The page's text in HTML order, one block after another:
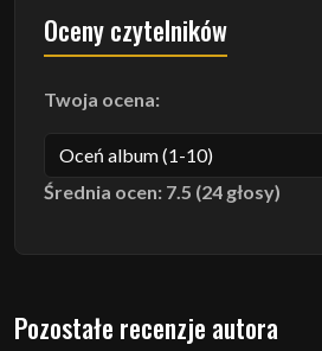
Oceny czytelników
Twoja ocena:
Średnia ocen: 7.5 (24 głosy)
Pozostałe recenzje autora